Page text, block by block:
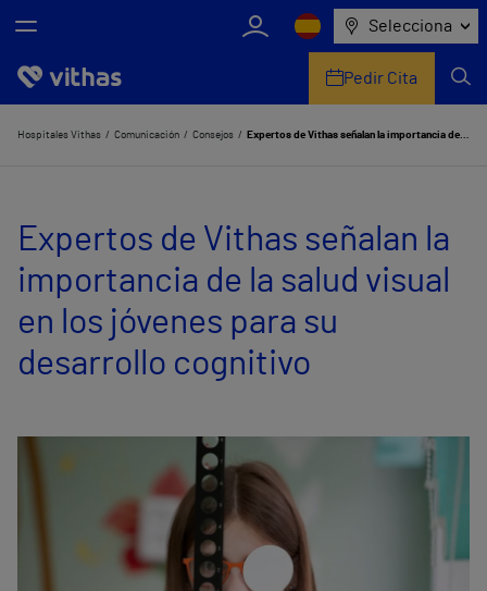
Selecciona
Nosotros
Servicios de salud
Equipo médico y asistencial
Información útil
Pedir Cita
Hospitales Vithas Comunicación Consejos Expertos de Vithas señalan la importancia de la salud visual en los jóvenes para su desarrollo cognitivo
Expertos de Vithas señalan la
importancia de la salud visual
en los jóvenes para su
desarrollo cognitivo